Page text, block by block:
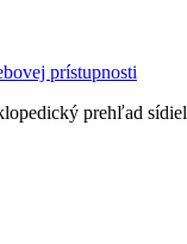
prístupnosti
prehľad sídiel